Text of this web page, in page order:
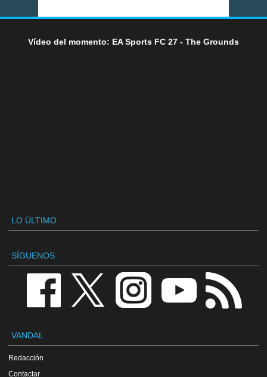
Vídeo del momento: EA Sports FC 27 - The Grounds
LO ÚLTIMO
SÍGUENOS
VANDAL
Redacción
Contactar